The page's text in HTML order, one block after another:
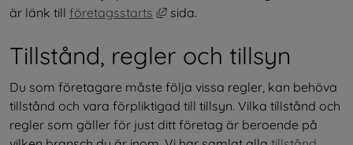
är länk till företagsstarts Länk till annan webbplats,
sida.
Tillstånd, regler och tillsyn
Du som företagare måste följa vissa regler, kan behöva
tillstånd och vara förpliktigad till tillsyn. Vilka tillstånd och
regler som gäller för just ditt företag är beroende på